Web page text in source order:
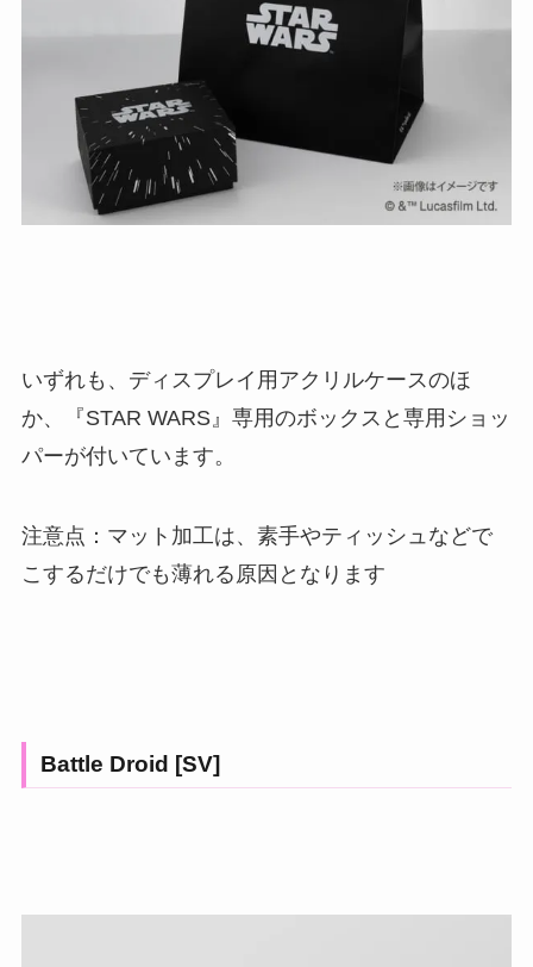
いずれも、ディスプレイ用アクリルケースのほ
か、『STAR WARS』専用のボックスと専用ショッ
パーが付いています。
注意点：マット加工は、素手やティッシュなどで
こするだけでも薄れる原因となります
Battle Droid [SV]